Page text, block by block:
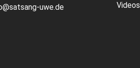
uwe.de
Videos